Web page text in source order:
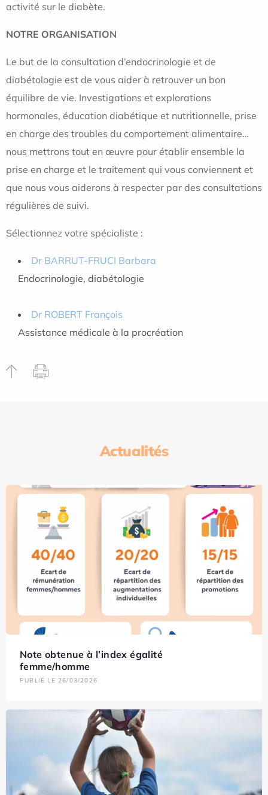
activité sur le diabète.
NOTRE ORGANISATION
Le but de la consultation d’endocrinologie et de
diabétologie est de vous aider à retrouver un bon
équilibre de vie. Investigations et explorations
hormonales, éducation diabétique et nutritionnelle, prise
en charge des troubles du comportement alimentaire…
nous mettrons tout en œuvre pour établir ensemble la
prise en charge et le traitement qui vous conviennent et
que nous vous aiderons à respecter par des consultations
régulières de suivi.
Sélectionnez votre spécialiste :
Dr BARRUT-FRUCI Barbara
Endocrinologie, diabétologie
Dr ROBERT François
Assistance médicale à la procréation
Actualités
Note obtenue à l’index égalité
femme/homme
PUBLIÉ LE 26/03/2026